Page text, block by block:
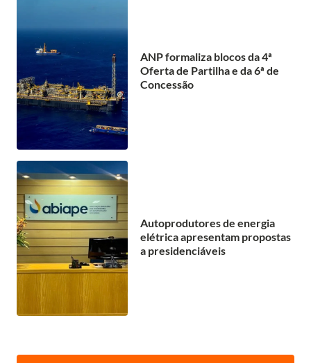
ANP formaliza blocos da 4ª
Oferta de Partilha e da 6ª de
Concessão
Autoprodutores de energia
elétrica apresentam propostas
a presidenciáveis